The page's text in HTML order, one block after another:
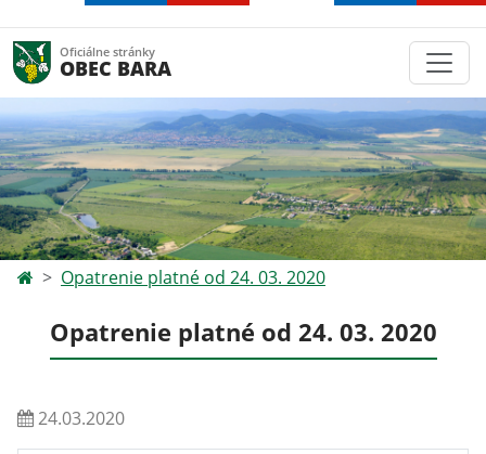
Oficiálne stránky
OBEC BARA
Opatrenie platné od 24. 03. 2020
Opatrenie platné od 24. 03. 2020
24.03.2020